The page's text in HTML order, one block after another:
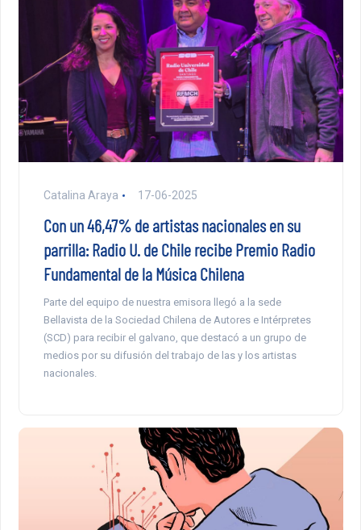
Catalina Araya 17-06-2025
Con un 46,47% de artistas nacionales en su
parrilla: Radio U. de Chile recibe Premio Radio
Fundamental de la Música Chilena
Parte del equipo de nuestra emisora llegó a la sede
Bellavista de la Sociedad Chilena de Autores e Intérpretes
(SCD) para recibir el galvano, que destacó a un grupo de
medios por su difusión del trabajo de las y los artistas
nacionales.